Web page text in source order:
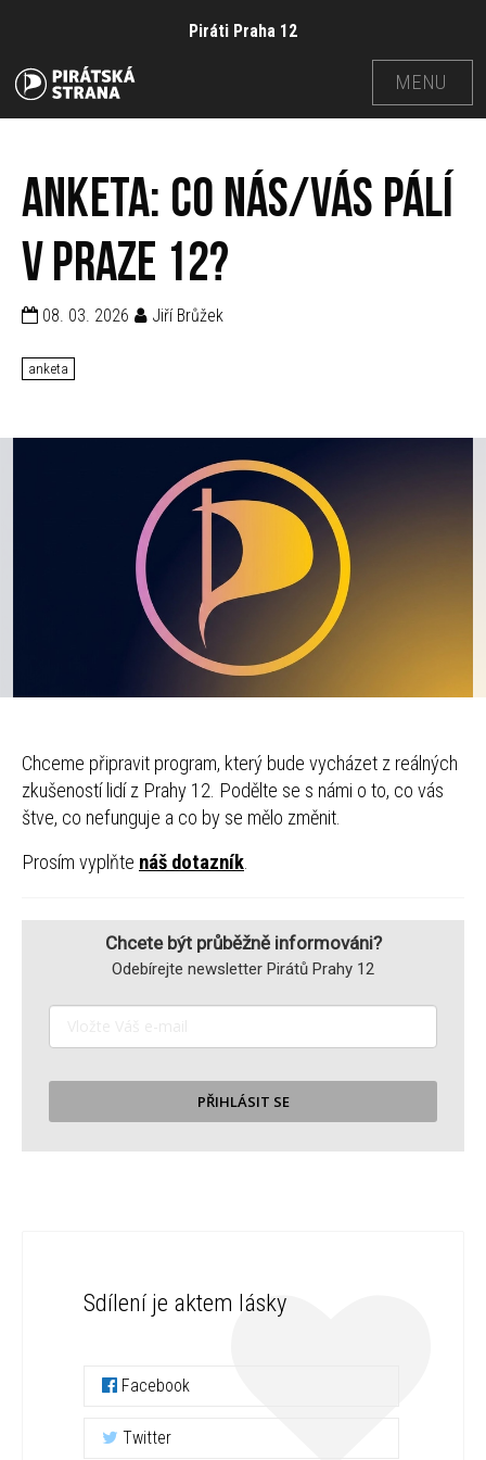
Piráti Praha 12
MENU
Anketa: Co nás/vás pálí
v Praze 12?
08. 03. 2026 Jiří Brůžek
anketa
Chceme připravit program, který bude vycházet z reálných
zkušeností lidí z Prahy 12. Podělte se s námi o to, co vás
štve, co nefunguje a co by se mělo změnit.
Prosím vyplňte náš dotazník
Chcete být průběžně informováni?
Odebírejte newsletter Pirátů Prahy 12
PŘIHLÁSIT SE
Sdílení je aktem lásky
Facebook
Twitter